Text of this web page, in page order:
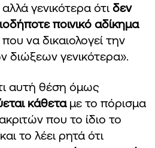
γενικότερα ότι δεν
ποινικό αδίκημα
να δικαιολογεί την
διώξεων γενικότερα».
αυτή θέση όμως
κάθεταμε το πόρισμα
που το ίδιο το
το λέει ρητά ότι